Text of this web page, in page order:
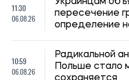
09:30
Выплаты для
принимают
08:59
Субсидию на
продлевают